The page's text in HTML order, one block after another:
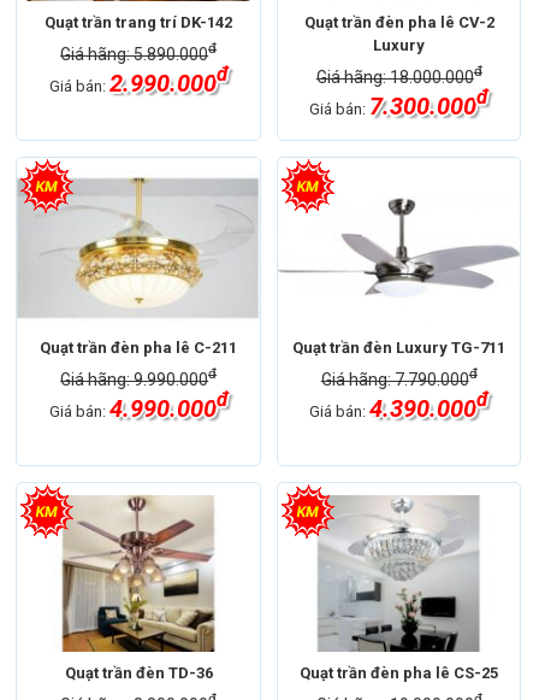
Quạt trần trang trí DK-142
Giá hãng: 5.890.000đ
Giá bán: 2.990.000đ
Quạt trần đèn pha lê CV-2
Luxury
Giá hãng: 18.000.000đ
Giá bán: 7.300.000đ
Quạt trần đèn pha lê C-211
Giá hãng: 9.990.000đ
Giá bán: 4.990.000đ
Quạt trần đèn Luxury TG-711
Giá hãng: 7.790.000đ
Giá bán:4.390.000đ
Quạt trần đèn TD-36 Quạt trần đèn pha lê CS-25